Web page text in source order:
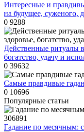
Интересные и
на будущее, суженого,
0 9288
Действенные ритуалы
богатство, удачу и
0 39632
Самые правдивые
0 10696
Популярные статьи
306891
Гадание по месячным: